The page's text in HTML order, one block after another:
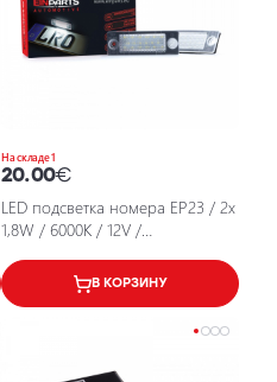
На складе 1
20.00€
LED подсветка номера EP23 / 2x
1,8W / 6000K / 12V /
В КОРЗИНУ